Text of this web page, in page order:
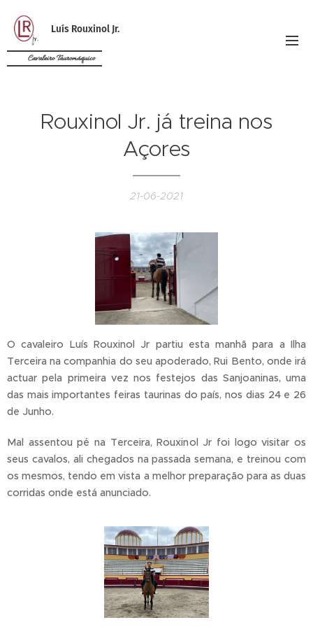
Luís Rouxinol Jr.
Cavaleiro Tauromáquico
Rouxinol Jr. já treina nos
Açores
21-06-2021
O cavaleiro Luís Rouxinol Jr partiu esta manhã para a Ilha
Terceira na companhia do seu apoderado, Rui Bento, onde irá
actuar pela primeira vez nos festejos das Sanjoaninas, uma
das mais importantes feiras taurinas do país, nos dias 24 e 26
de Junho.
Mal assentou pé na Terceira, Rouxinol Jr foi logo visitar os
seus cavalos, ali chegados na passada semana, e treinou com
os mesmos, tendo em vista a melhor preparação para as duas
corridas onde está anunciado.